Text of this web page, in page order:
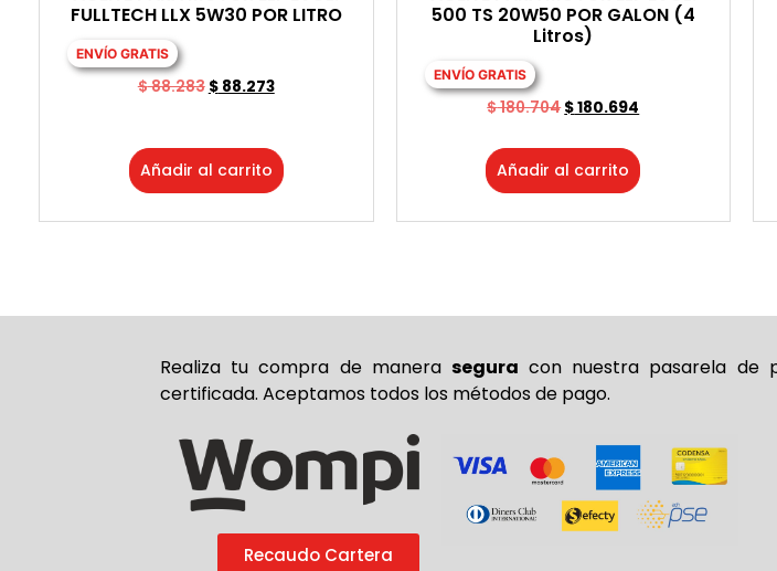
FULLTECH LLX 5W30 POR LITRO
ENVÍO GRATIS
$88.283 $88.273
Añadir al carrito
500 TS 20W50 POR GALON (4
Litros)
ENVÍO GRATIS
$180.704$180.694
Añadir al carrito
Realiza tu compra de manera segura con nuestra pasarela de
certificada. Aceptamos todos los métodos de pago.
Recaudo Cartera